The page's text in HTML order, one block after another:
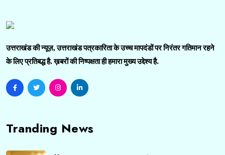
उत्तराखंड की न्यूज़, उत्तराखंड पत्रकारिता के उच्च मापदंडों पर निरंतर गतिमान रहने
के लिए प्रतिबद्ध है. ख़बरों की निष्पक्षता ही हमारा मुख्य उद्देश्य है.
Tranding News